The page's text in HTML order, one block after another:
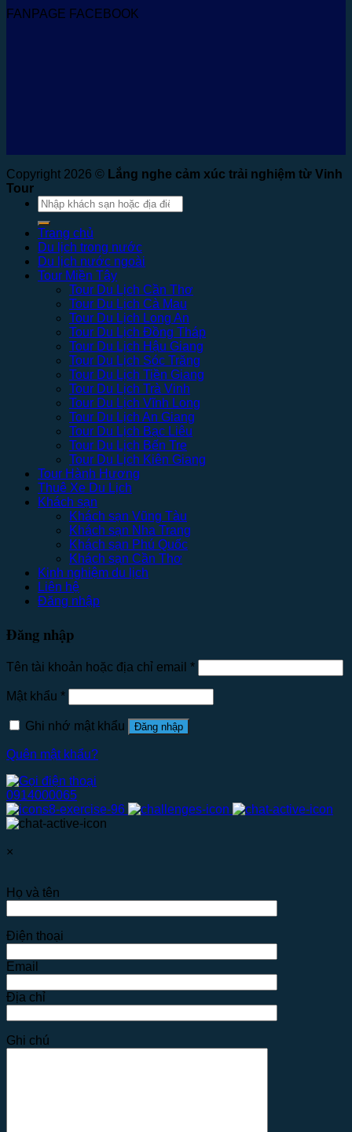
FANPAGE FACEBOOK
Copyright 2026 © Lắng nghe cảm xúc trải nghiệm từ Vinh
Tour
Tìm
kiếm:
Trang chủ
Du lịch trong nước
Du lịch nước ngoài
Tour Miền Tây
Tour Du Lịch Cần Thơ
Tour Du Lịch Cà Mau
Tour Du Lịch Long An
Tour Du Lịch Đồng Tháp
Tour Du Lịch Hậu Giang
Tour Du Lịch Sóc Trăng
Tour Du Lịch Tiền Giang
Tour Du Lịch Trà Vinh
Tour Du Lịch Vĩnh Long
Tour Du Lịch An Giang
Tour Du Lịch Bạc Liêu
Tour Du Lịch Bến Tre
Tour Du Lịch Kiên Giang
Tour Hành Hương
Thuê Xe Du Lịch
Khách sạn
Khách sạn Vũng Tàu
Khách sạn Nha Trang
Khách sạn Phú Quốc
Khách sạn Cần Thơ
Kinh nghiệm du lịch
Liên hệ
Đăng nhập
Đăng nhập
Tên tài khoản hoặc địa chỉ email *
Mật khẩu *
Ghi nhớ mật khẩu Đăng nhập
Quên mật khẩu?
0914000065
×
Họ và tên
Điện thoại
Email
Địa chỉ
Ghi chú